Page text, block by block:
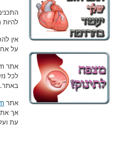
אין
על
אתר
לכל
באתר.
אתר
אך
עת